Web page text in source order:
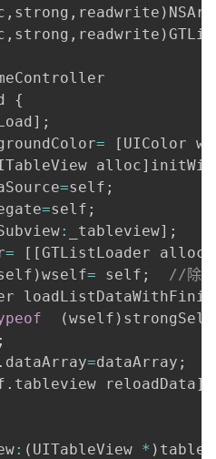
, strong , readwrite )
, strong , readwrite )
{
] ;
= [ UIColor
alloc]
=self ;
=self ;
: _tableview] ;
= [ [GTListLoader alloc
)wself= self ;
//除
(wself ) strongSelf
;
. dataArray=dataArray ;
. tableview reloadData]
: ( UITableView * )